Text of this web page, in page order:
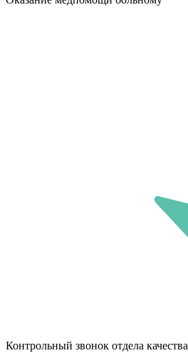
Контрольный звонок отдела качества